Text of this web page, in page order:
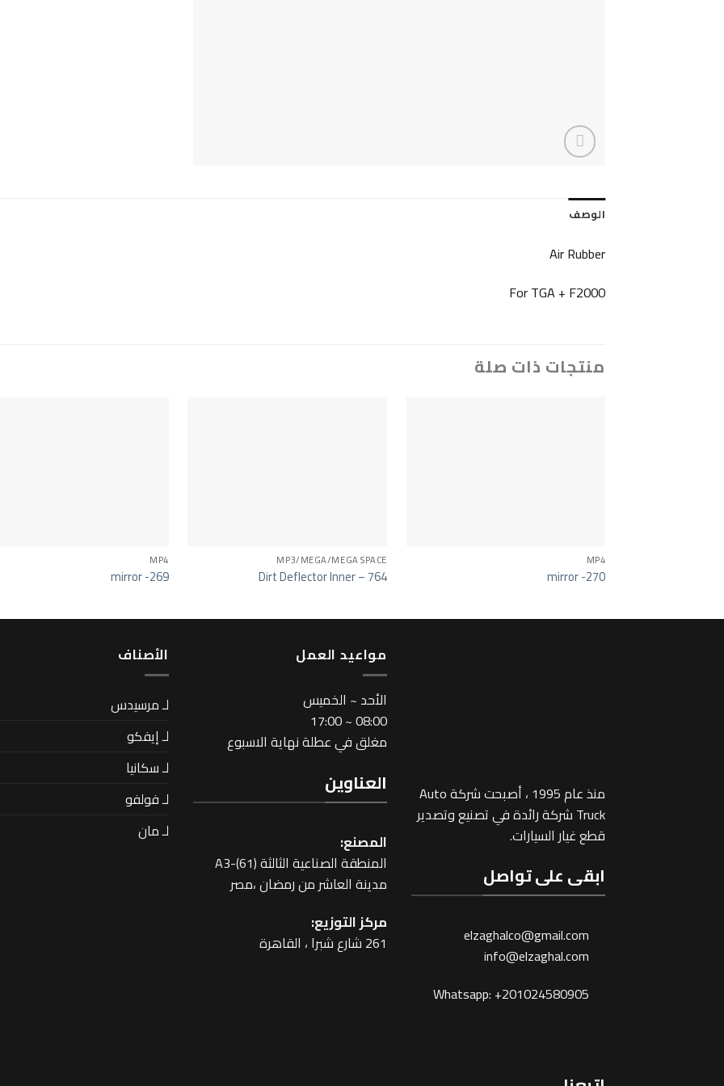
الوصف
Air Rubber
For TGA + F2000
منتجات ذات صلة
MP4
mirror -270
MP3/MEGA/MEGA SPACE
Dirt Deflector Inner – 764
MP4
mirror -269
منذ عام 1995 ، أصبحت شركة Auto
Truck شركة رائدة في تصنيع وتصدير
قطع غيار السيارات.
ابقى على تواصل
elzaghalco@gmail.com
info@elzaghal.com
Whatsapp: +201024580905
مواعيد العمل
اﻷحد ~ الخميس
08:00 ~ 17:00
مغلق في عطلة نهاية الاسبوع
العناوين
المصنع:
المنطقة الصناعية الثالثة A3-(61)
مدينة العاشر من رمضان ،مصر
مركز التوزيع:
261 شارع شبرا ، القاهرة
اﻷصناف
لـ مرسيدس
لـ إيفكو
لـ سكانيا
لـ فولفو
لـ مان